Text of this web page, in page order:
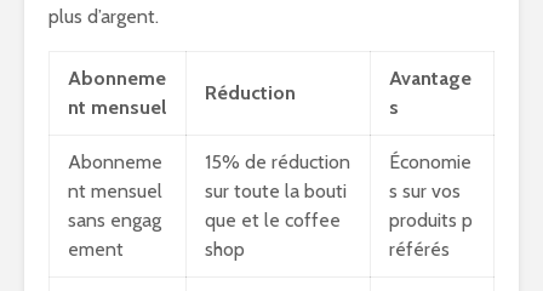
plus d’argent.
Abonneme
nt mensuel
Réduction
Avantage
s
Abonneme
nt mensuel
sans engag
ement
15% de réduction
sur toute la bouti
que et le coffee
shop
Économie
s sur vos
produits p
référés